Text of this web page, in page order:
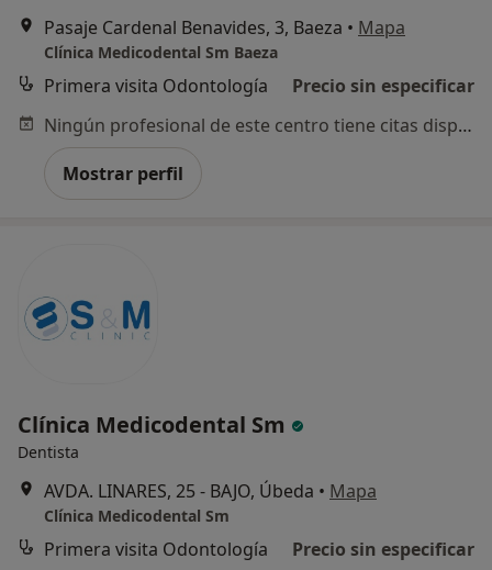
Pasaje Cardenal Benavides, 3, Baeza • Mapa
Clínica Medicodental Sm Baeza
Primera visita Odontología
Precio sin especificar
Ningún profesional de este centro tiene citas disponibles
Mostrar perfil
Clínica Medicodental Sm
Dentista
AVDA. LINARES, 25 - BAJO, Úbeda • Mapa
Clínica Medicodental Sm
Primera visita Odontología
Precio sin especificar